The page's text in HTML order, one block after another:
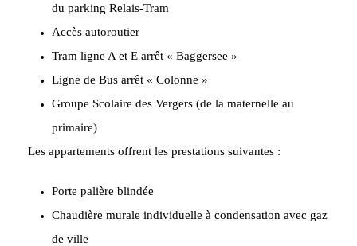
du parking Relais-Tram
Accès autoroutier
Tram ligne A et E arrêt « Baggersee »
Ligne de Bus arrêt « Colonne »
Groupe Scolaire des Vergers (de la maternelle au
primaire)
Les appartements offrent les prestations suivantes :
Porte palière blindée
Chaudière murale individuelle à condensation avec gaz
de ville